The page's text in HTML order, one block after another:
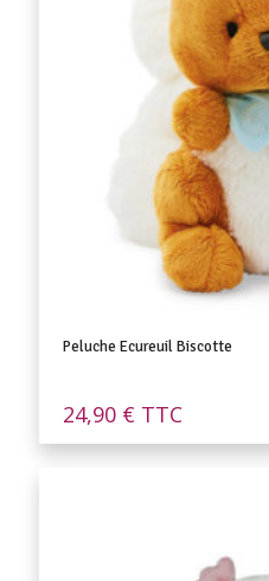
Peluche Ecureuil Biscotte
24,90 € TTC